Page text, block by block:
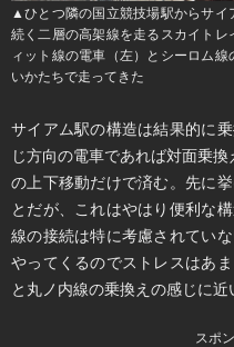
▲ひとつ隣の国立競技場駅からサイ
続く二層の高架線を走るスカイト
ィット線の電車（左）とシーロム
いかたちで走ってきた
サイアム駅の構造は結果的に
じ方向の電車であれば対面乗
の上下移動だけで済む。先に
とだが、これはやはり便利な
線の接続は特に考慮されてい
やってくるのでストレスはあ
と丸ノ内線の乗換えの感じに近
スポ